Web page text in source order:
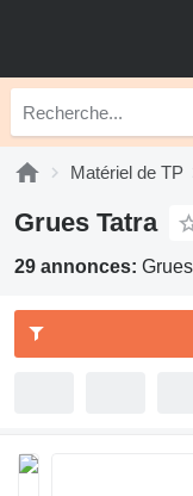
Matériel de TP
Grues Tatra
29 annonces: